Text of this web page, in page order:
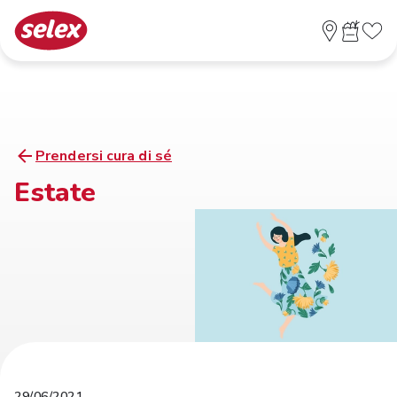
Prendersi cura di sé
Estate